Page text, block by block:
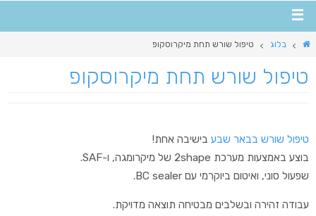
בלוג טיפול שורש תחת מיקרוסקופ
טיפול שורש תחת מיקרוסקופ
טיפול שורש בבאר שבע בישיבה אחת!
בוצע באמצעות מערכת 2shape של מיקרומגה, ו-SAF.
שפעול סוני, ואיטום ביוקרמי עם BC sealer.
עבודה זהירה ובשלבים מבטיחה תוצאה מדויקת.